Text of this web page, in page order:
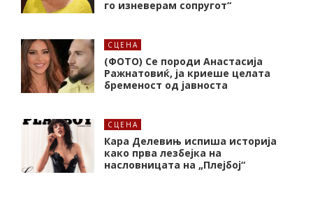
го изневерам сопругот“
СЦЕНА
(ФОТО) Се породи Анастасија
Ражнатовиќ, ја криеше целата
бременост од јавноста
СЦЕНА
Кара Делевињ испиша историја
како прва лезбејка на
насловницата на „Плејбој“